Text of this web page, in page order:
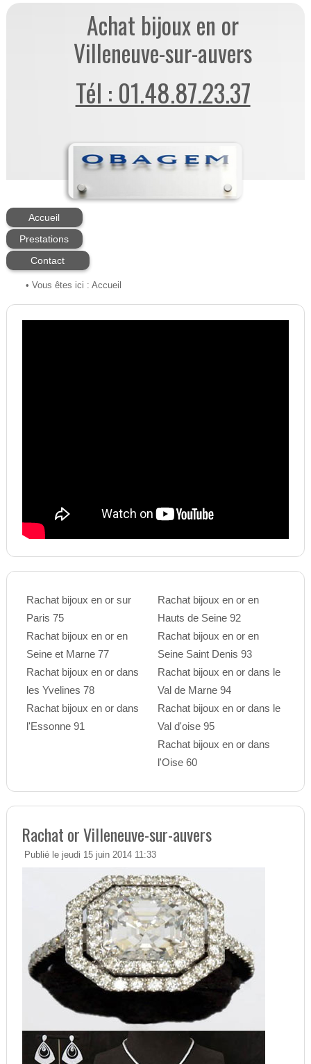
Achat bijoux en or
Villeneuve-sur-auvers
Tél : 01.48.87.23.37
Accueil
Prestations
Contact
• Vous êtes ici : Accueil
Rachat bijoux en or sur
Paris 75
Rachat bijoux en or en
Seine et Marne 77
Rachat bijoux en or dans
les Yvelines 78
Rachat bijoux en or dans
l'Essonne 91
Rachat bijoux en or en
Hauts de Seine 92
Rachat bijoux en or en
Seine Saint Denis 93
Rachat bijoux en or dans le
Val de Marne 94
Rachat bijoux en or dans le
Val d'oise 95
Rachat bijoux en or dans
l'Oise 60
Rachat or Villeneuve-sur-auvers
Publié le jeudi 15 juin 2014 11:33